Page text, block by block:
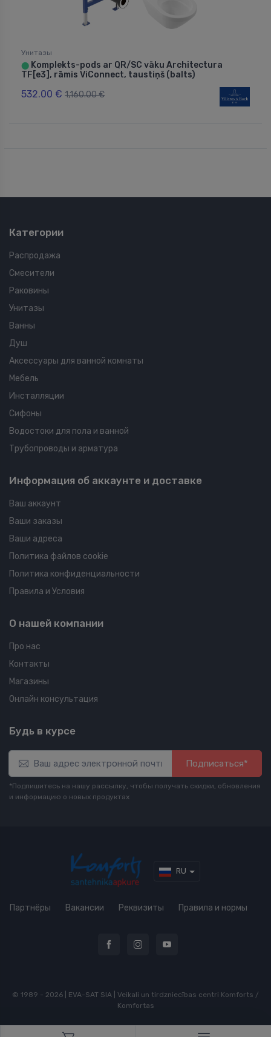
Унитазы
⬤ Komplekts-pods ar QR/SC vāku Architectura
TF[e3], rāmis ViConnect, taustiņš (balts)
532.00 € 1,160.00 €
Категории
Распродажа
Смесители
Раковины
Унитазы
Ванны
Душ
Аксессуары для ванной комнаты
Мебель
Инсталляции
Сифоны
Водостоки для пола и ванной
Трубопроводы и арматура
Информация об аккаунте и доставке
Ваш аккаунт
Ваши заказы
Ваши адреса
Политика файлов cookie
Политика конфиденциальности
Правила и Условия
О нашей компании
Про нас
Контакты
Магазины
Онлайн консультация
Будь в курсе
Подписаться*
*Подпишитесь на нашу рассылку, чтобы получать скидки, обновления
и информацию о новых продуктах
RU
Партнёры Вакансии Реквизиты Правила и нормы
© 1989 - 2026 | EVA-SAT SIA | Veikali un tirdzniecības centri Komforts /
Komfortas